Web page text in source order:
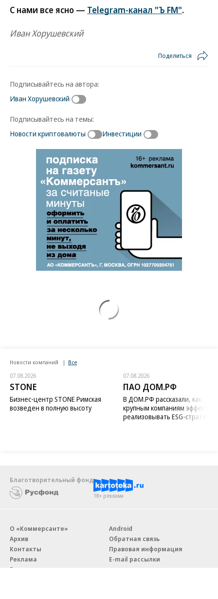
С нами все ясно — Telegram-канал "Ъ FM".
Иван Хорушевский
Поделиться
Подписывайтесь на автора:
Иван Хорушевский
Подписывайтесь на темы:
Новости криптовалюты
Инвестиции
Новости компаний Все
07.08.2026
STONE
Бизнес-центр STONE Римская
возведен в полную высоту
07.08.2026
ПАО ДОМ.РФ
В ДОМ.РФ рассказали, как
крупным компаниям
реализовывать ESG-стратегию
Благотворительный фонд
18+ реклама
О «Коммерсанте»
Архив
Контакты
Реклама
Вакансии
Android
Обратная связь
Правовая информация
E-mail рассылки